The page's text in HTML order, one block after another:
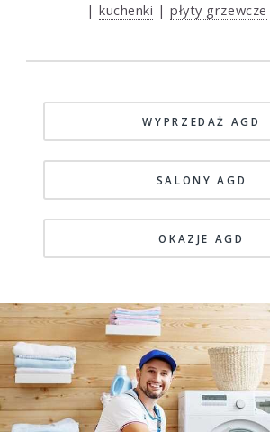
| kuchenki |płyty grzewcze
WYPRZEDAŻ AGD
SALONY AGD
OKAZJE AGD